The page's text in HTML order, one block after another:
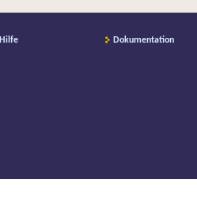
Hilfe Dokumentation